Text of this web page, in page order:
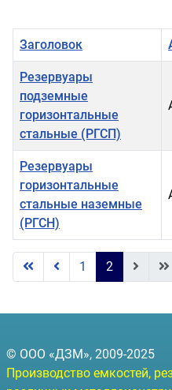
Материалы
Заголовок
Резервуары
подземные
горизонтальные
стальные (РГСП)
Резервуары
горизонтальные
стальные наземные
(РГСН)
1 2
© ООО «ДЗМ», 2009-2025
Производство емкостей,